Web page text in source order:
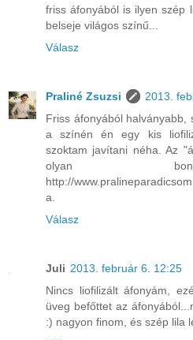
friss áfonyából is ilyen szép
belseje világos színű...
Válasz
Praliné Zsuzsi
2013.
Friss áfonyából halványabb,
a színén én egy kis
szoktam javítani néha. Az
olyan
http://
a.
Válasz
Juli 2013. február 6. 12:25
Nincs liofilizált áfonyám,
üveg befőttet az
:) nagyon finom, és szép lila